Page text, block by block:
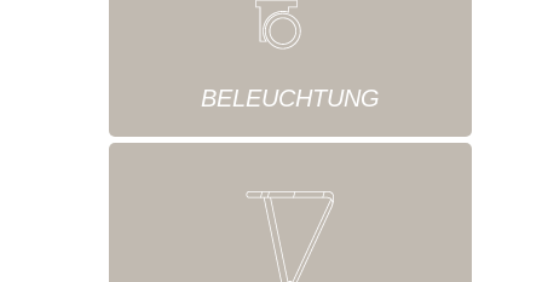
BELEUCHTUNG